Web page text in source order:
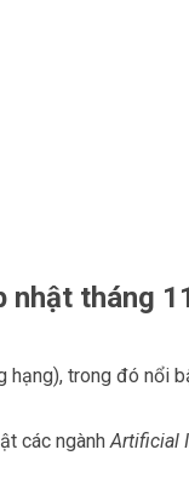
nhật tháng
trong đó nổi
các ngànhArtificial